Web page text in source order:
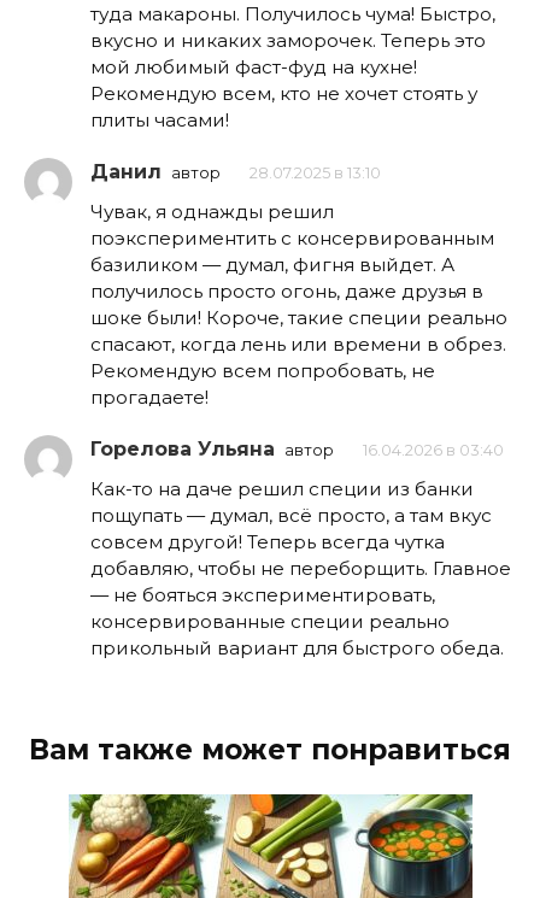
туда макароны. Получилось чума! Быстро,
вкусно и никаких заморочек. Теперь это
мой любимый фаст-фуд на кухне!
Рекомендую всем, кто не хочет стоять у
плиты часами!
Данил автор 28.07.2025 в 13:10
Чувак, я однажды решил
поэкспериментить с консервированным
базиликом — думал, фигня выйдет. А
получилось просто огонь, даже друзья в
шоке были! Короче, такие специи реально
спасают, когда лень или времени в обрез.
Рекомендую всем попробовать, не
прогадаете!
Горелова Ульяна автор 16.04.2026 в 03:40
Как-то на даче решил специи из банки
пощупать — думал, всё просто, а там вкус
совсем другой! Теперь всегда чутка
добавляю, чтобы не переборщить. Главное
— не бояться экспериментировать,
консервированные специи реально
прикольный вариант для быстрого обеда.
Вам также может понравиться